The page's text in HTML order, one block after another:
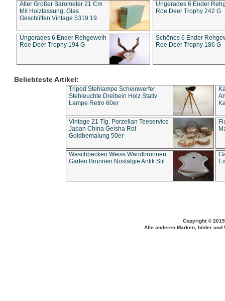
Alter Großer Barometer 21 Cm
Mit Holzfassung, Glas
Geschliffen Vintage 5319 19
Ungerades 6 Ender
Roe Deer Trophy 242 G
Ungerades 6 Ender Rehgeweih
Roe Deer Trophy 194 G
Schönes 6 Ender
Roe Deer Trophy 186 G
Beliebteste Artikel:
Tripod Stehlampe Scheinwerfer
Stehleuchte Dreibein Holz Stativ
Lampe Retro 60er
Vintage 21 Tlg. Porzellan Teeservice
Japan China Geisha Rot
Goldbemalung 50er
Waschbecken Weiss Wandbrunnen
Garten Brunnen Nostalgie Antik Stil
Copyright ©
Alle anderen Marken, bilder und